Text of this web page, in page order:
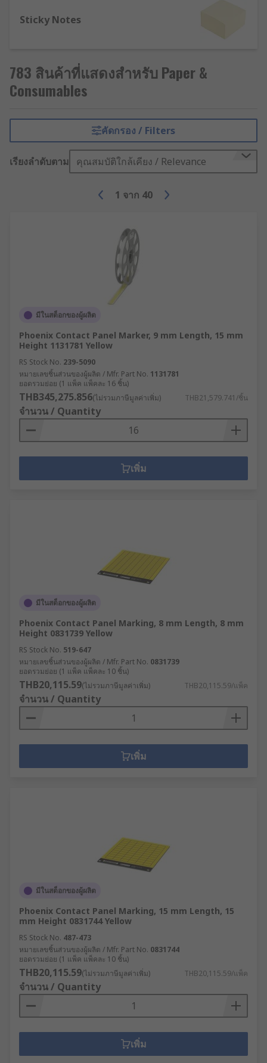
Sticky Notes
783 สินค้าที่แสดงสำหรับ Paper &
Consumables
คัดกรอง / Filters
เรียงลำดับตาม คุณสมบัติใกล้เคียง / Relevance
1 จาก 40
มีในสต็อกของผู้ผลิต
Phoenix Contact Panel Marker, 9 mm Length, 15 mm
Height 1131781 Yellow
RS Stock No. 239-5090
หมายเลขชิ้นส่วนของผู้ผลิต / Mfr. Part No. 1131781
ยอดรวมย่อย (1 แพ็ค แพ็คละ 16 ชิ้น)
THB345,275.856(ไม่รวมภาษีมูลค่าเพิ่ม) THB21,579.741/ชิ้น
จำนวน / Quantity
เพิ่ม
มีในสต็อกของผู้ผลิต
Phoenix Contact Panel Marking, 8 mm Length, 8 mm
Height 0831739 Yellow
RS Stock No. 519-647
หมายเลขชิ้นส่วนของผู้ผลิต / Mfr. Part No. 0831739
ยอดรวมย่อย (1 แพ็ค แพ็คละ 10 ชิ้น)
THB20,115.59(ไม่รวมภาษีมูลค่าเพิ่ม) THB20,115.59/แพ็ค
จำนวน / Quantity
เพิ่ม
มีในสต็อกของผู้ผลิต
Phoenix Contact Panel Marking, 15 mm Length, 15
mm Height 0831744 Yellow
RS Stock No. 487-473
หมายเลขชิ้นส่วนของผู้ผลิต / Mfr. Part No. 0831744
ยอดรวมย่อย (1 แพ็ค แพ็คละ 10 ชิ้น)
THB20,115.59(ไม่รวมภาษีมูลค่าเพิ่ม) THB20,115.59/แพ็ค
จำนวน / Quantity
เพิ่ม